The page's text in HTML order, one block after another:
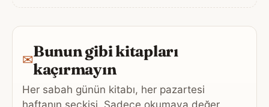
✉Bunun gibi kitapları
kaçırmayın
Her sabah günün kitabı, her pazartesi
haftanın seçkisi. Sadece okumaya değer